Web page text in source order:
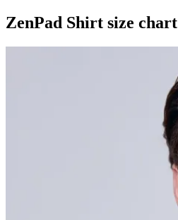
ZenPad Shirt size chart